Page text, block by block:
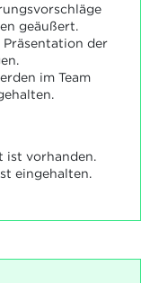
geäußert.
Präsentation der
im Team
ist vorhanden.
eingehalten.